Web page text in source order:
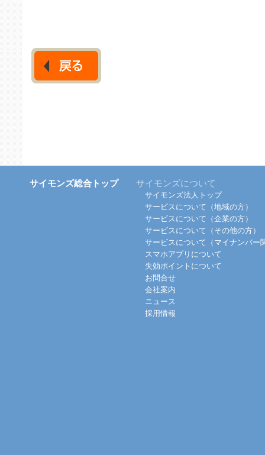
サイモンズ総合トップ サイモンズについて
サイモンズ法人トップ
サービスについて（地域の方）
サービスについて（企業の方）
サービスについて（その他の方）
サービスについて（マイナンバー
スマホアプリについて
失効ポイントについて
お問合せ
会社案内
ニュース
採用情報